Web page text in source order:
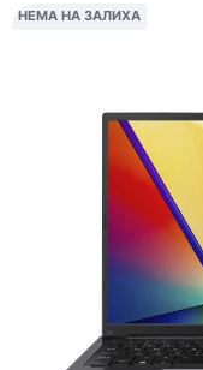
НЕМА НА ЗАЛИХА